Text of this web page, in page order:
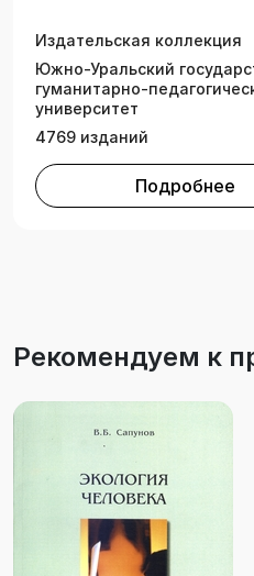
Издательская коллекция
Южно-Уральский
гуманитарно-
университет
4769 изданий
Подробнее
Рекомендуем к